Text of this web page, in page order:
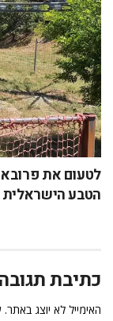
לטעום את
הטבע הישראלית
כתיבת תגובה
האימייל לא יוצג באתר.